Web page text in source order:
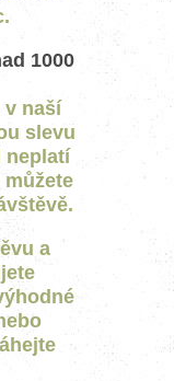
1000
v naší
slevu
neplatí
a